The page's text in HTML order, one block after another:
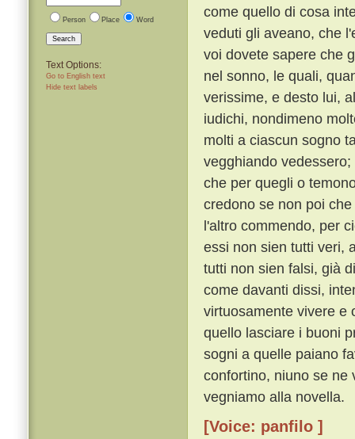
Person Place Word
Search
Text Options:
Go to English text
Hide text labels
come quello di cosa
veduti gli aveano, che
voi dovete sapere che
nel sonno, le quali,
verissime, e desto lui,
iudichi, nondimeno
molti a ciascun sogno
vegghiando
che per quegli o
credono se non poi
l'altro commendo, per
essi non sien tutti veri,
tutti non sien falsi, già
come davanti dissi,
virtuosamente vivere e
quello lasciare i buoni
sogni a quelle paiano
confortino, niuno se ne
vegniamo alla novella.
[Voice: panfilo ]